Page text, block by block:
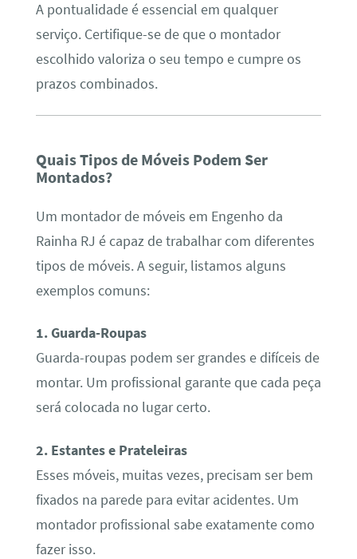
A pontualidade é essencial em qualquer
serviço. Certifique-se de que o montador
escolhido valoriza o seu tempo e cumpre os
prazos combinados.
Quais Tipos de Móveis Podem Ser
Montados?
Um montador de móveis em Engenho da
Rainha RJ é capaz de trabalhar com diferentes
tipos de móveis. A seguir, listamos alguns
exemplos comuns:
1. Guarda-Roupas
Guarda-roupas podem ser grandes e difíceis de
montar. Um profissional garante que cada peça
será colocada no lugar certo.
2. Estantes e Prateleiras
Esses móveis, muitas vezes, precisam ser bem
fixados na parede para evitar acidentes. Um
montador profissional sabe exatamente como
fazer isso.